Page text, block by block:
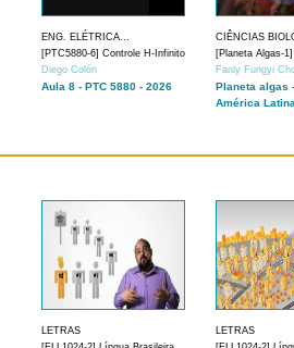
ENG. ELÉTRICA...
[PTC5880-6] Controle H-Infinito
Diego Colón
Aula 8 - PTC 5880 - 2026
CIÊNCIAS
[Planeta Algas-
Fanly Fungyi
Planeta algas
América Latina
LETRAS
LETRAS